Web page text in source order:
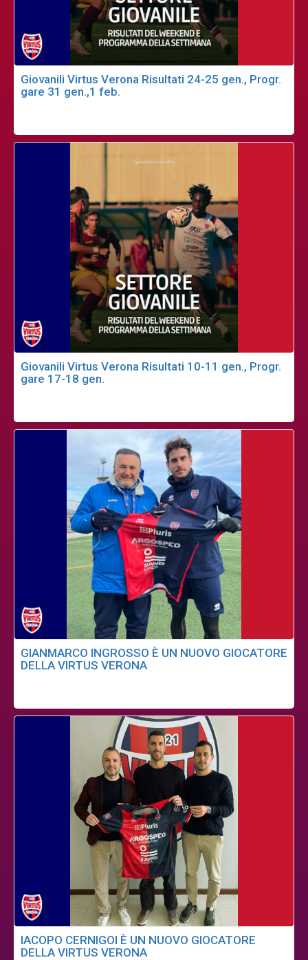
Giovanili Virtus Verona Risultati 24-25 gen., Progr.
gare 31 gen.,1 feb.
Giovanili Virtus Verona Risultati 10-11 gen., Progr.
gare 17-18 gen.
GIANMARCO INGROSSO È UN NUOVO GIOCATORE
DELLA VIRTUS VERONA
IACOPO CERNIGOI È UN NUOVO GIOCATORE
DELLA VIRTUS VERONA